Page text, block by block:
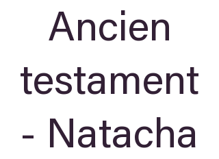
Ancien
testament
- Natacha